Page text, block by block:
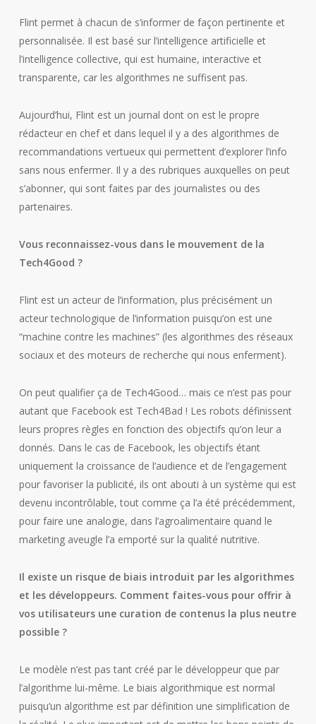
Flint permet à chacun de s’informer de façon pertinente et
personnalisée. Il est basé sur l’intelligence artificielle et
l’intelligence collective, qui est humaine, interactive et
transparente, car les algorithmes ne suffisent pas.
Aujourd’hui, Flint est un journal dont on est le propre
rédacteur en chef et dans lequel il y a des algorithmes de
recommandations vertueux qui permettent d’explorer l’info
sans nous enfermer. Il y a des rubriques auxquelles on peut
s’abonner, qui sont faites par des journalistes ou des
partenaires.
Vous reconnaissez-vous dans le mouvement de la
Tech4Good ?
Flint est un acteur de l’information, plus précisément un
acteur technologique de l’information puisqu’on est une
“machine contre les machines” (les algorithmes des réseaux
sociaux et des moteurs de recherche qui nous enferment).
On peut qualifier ça de Tech4Good… mais ce n’est pas pour
autant que Facebook est Tech4Bad ! Les robots définissent
leurs propres règles en fonction des objectifs qu’on leur a
donnés. Dans le cas de Facebook, les objectifs étant
uniquement la croissance de l’audience et de l’engagement
pour favoriser la publicité, ils ont abouti à un système qui est
devenu incontrôlable, tout comme ça l’a été précédemment,
pour faire une analogie, dans l’agroalimentaire quand le
marketing aveugle l’a emporté sur la qualité nutritive.
Il existe un risque de biais introduit par les algorithmes
et les développeurs. Comment faites-vous pour offrir à
vos utilisateurs une curation de contenus la plus neutre
possible ?
Le modèle n’est pas tant créé par le développeur que par
l’algorithme lui-même. Le biais algorithmique est normal
puisqu’un algorithme est par définition une simplification de